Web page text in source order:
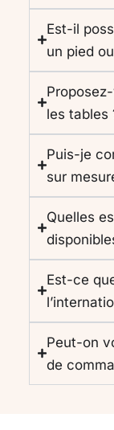
Est-il
un pied
les tables
Puis-je
sur
Quelles
Est-ce
Peut-on
de